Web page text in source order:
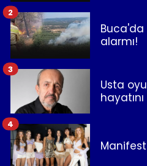
Buca'da
alarmı!
2
Usta
3
4